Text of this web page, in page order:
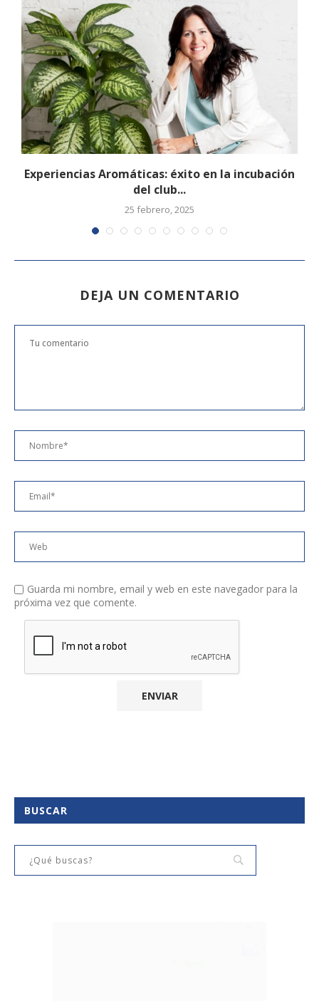
Experiencias Aromáticas: éxito en la incubación
del club...
25 febrero, 2025
DEJA UN COMENTARIO
Guarda mi nombre, email y web en este navegador para la
próxima vez que comente.
BUSCAR